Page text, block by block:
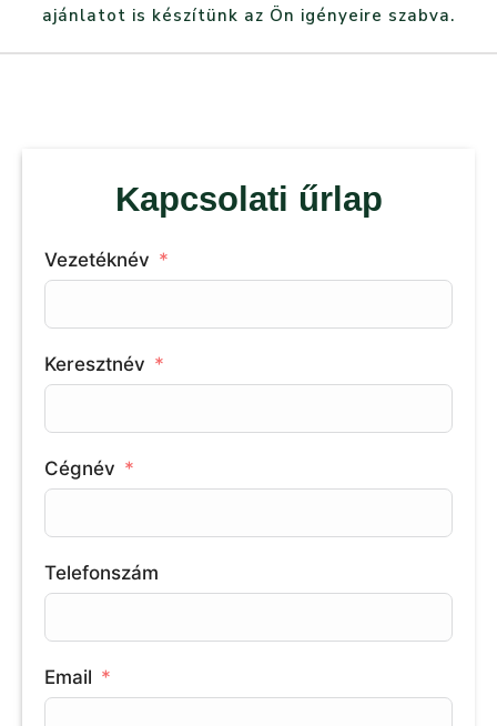
ajánlatot is készítünk az Ön igényeire szabva.
Kapcsolati űrlap
Vezetéknév
Keresztnév
Cégnév
Telefonszám
Email